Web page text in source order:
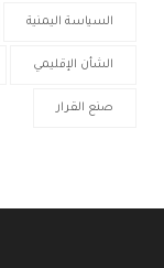
السياسة اليمنية
الشأن الإقليمي
صنع القرار